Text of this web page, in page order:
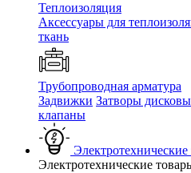
Теплоизоляция
Аксессуары для
ткань
Трубопроводная арматура
Задвижки Затворы
клапаны
Электротехнические